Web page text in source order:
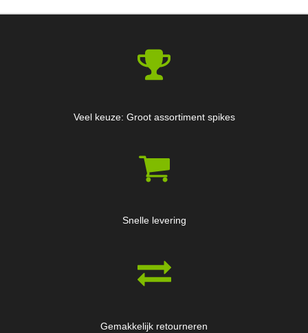
Veel keuze: Groot assortiment spikes
Snelle levering
Gemakkelijk retourneren